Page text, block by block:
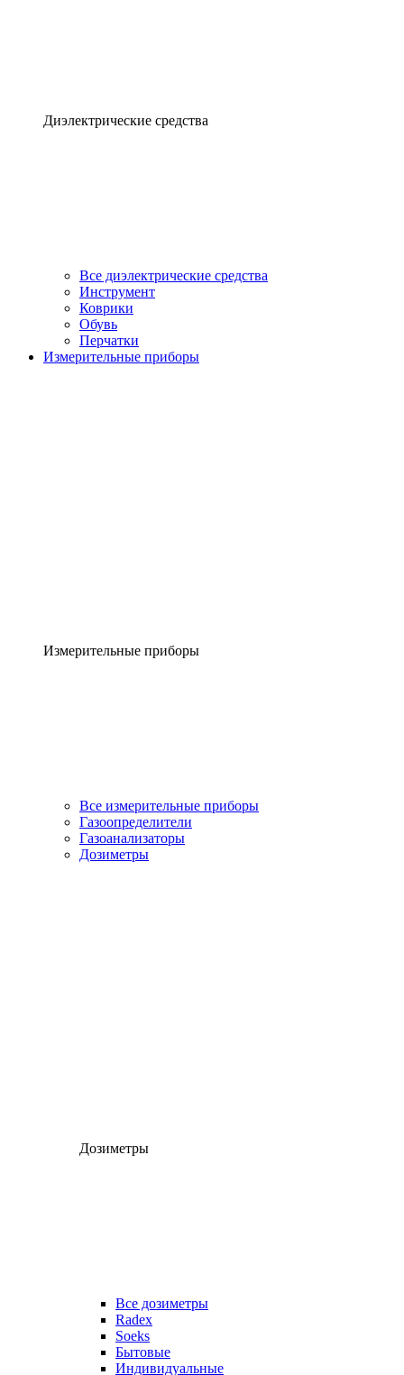
Диэлектрические средства
Все диэлектрические средства
Инструмент
Коврики
Обувь
Перчатки
Измерительные приборы
Измерительные приборы
Все измерительные приборы
Газоопределители
Газоанализаторы
Дозиметры
Дозиметры
Все дозиметры
Radex
Soeks
Бытовые
Индивидуальные